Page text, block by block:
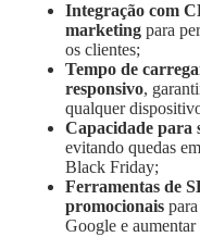
Integração com
marketing para
os clientes;
Tempo de
responsivo,
qualquer
Capacidade para
evitando quedas
Black Friday;
Ferramentas de
promocionais
Google e aumentar